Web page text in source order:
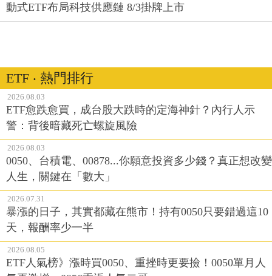
動式ETF布局科技供應鏈 8/3掛牌上市
ETF ‧ 熱門排行
2026.08.03
ETF愈跌愈買，成台股大跌時的定海神針？內行人示
警：背後暗藏死亡螺旋風險
2026.08.03
0050、台積電、00878...你願意投資多少錢？真正想改變
人生，關鍵在「數大」
2026.07.31
暴漲的日子，其實都藏在熊市！持有0050只要錯過這10
天，報酬率少一半
2026.08.05
ETF人氣榜》漲時買0050、重挫時更要撿！0050單月人